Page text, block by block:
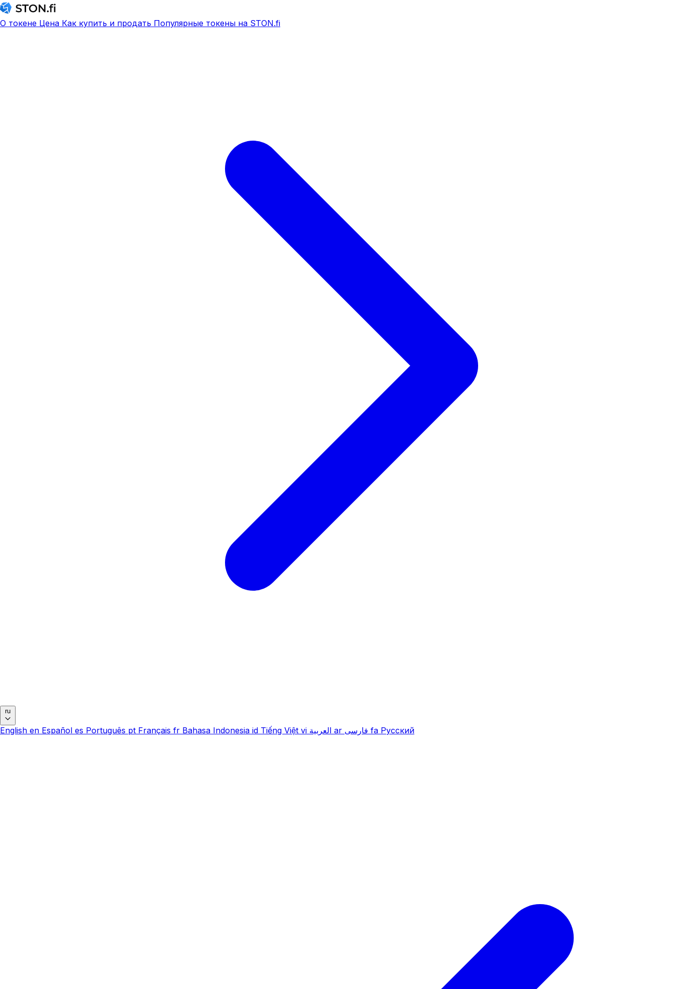
О токене Цена Как купить и продать Популярные токены на STON.fi
ru
English en Español es Português pt Français fr Bahasa Indonesia id Tiếng Việt vi العربية ar فارسی fa Русский